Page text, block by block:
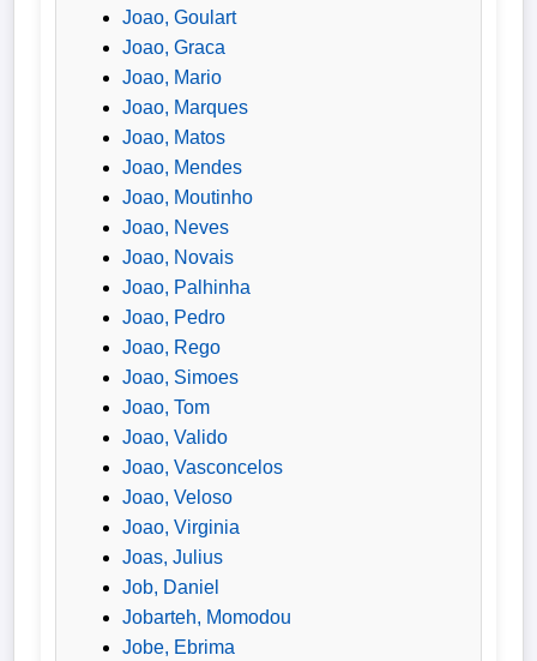
Joao, Goulart
Joao, Graca
Joao, Mario
Joao, Marques
Joao, Matos
Joao, Mendes
Joao, Moutinho
Joao, Neves
Joao, Novais
Joao, Palhinha
Joao, Pedro
Joao, Rego
Joao, Simoes
Joao, Tom
Joao, Valido
Joao, Vasconcelos
Joao, Veloso
Joao, Virginia
Joas, Julius
Job, Daniel
Jobarteh, Momodou
Jobe, Ebrima